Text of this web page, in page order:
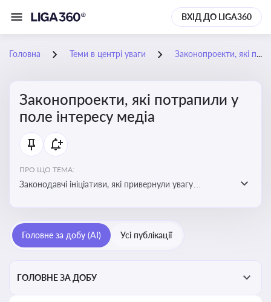
ВХІД ДО LIGA360
Головна Теми в центрі уваги Законопроекти, які потрапили у поле інтересу медіа
Законопроекти, які потрапили у
поле інтересу медіа
ПРО ЩО ТЕМА:
Законодавчі ініціативи, які привернули увагу
прийняття цих проектів пишуть в медіа. Які проекти
викликають найбільше критики
Головне за добу (AI) Усі публікації
ГОЛОВНЕ ЗА ДОБУ